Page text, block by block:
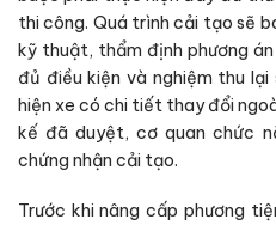
thi công. Quá trình cải tạo sẽ
kỹ thuật, thẩm định phương
đủ điều kiện và nghiệm thu
hiện xe có chi tiết thay đổi
kế đã duyệt, cơ quan chức
chứng nhận cải tạo.
Trước khi nâng cấp phương